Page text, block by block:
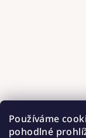
Používáme
pohodlné